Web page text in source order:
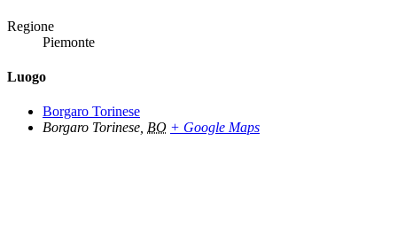
Regione
Piemonte
Luogo
Borgaro Torinese
Borgaro Torinese BO + Google Maps